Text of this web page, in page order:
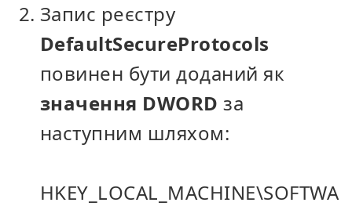
Запис реєстру
DefaultSecureProtocols
повинен бути доданий як
значення DWORD за
наступним шляхом:
HKEY_LOCAL_MACHINE\SOFTWA